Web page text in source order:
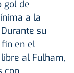
gol de
a la
su
en el
al Fulham,